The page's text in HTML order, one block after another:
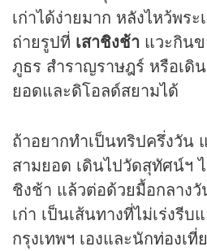
เก่าได้ง่ายมาก หลังไหว้พร
ถ่ายรูปที่ เสาชิงช้า แวะกิน
ภูธร สำราญราษฎร์ หรือเดิ
ยอดและดิโอลด์สยามได้
ถ้าอยากทำเป็นทริปครึ่งวัน
สามยอด เดินไปวัดสุทัศน์ฯ
ชิงช้า แล้วต่อด้วยมื้อกลางวั
เก่า เป็นเส้นทางที่ไม่เร่งรี
กรุงเทพฯ เองและนักท่องเที่